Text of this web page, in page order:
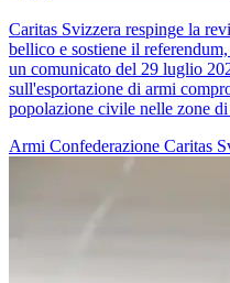
Caritas Svizzera respinge la
bellico e sostiene il
un comunicato del 29 luglio
sull'esportazione di armi
popolazione civile nelle zone
Armi Confederazione Caritas